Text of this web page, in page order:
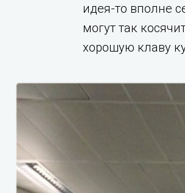
идея-то вполне
могут так
хорошую клаву